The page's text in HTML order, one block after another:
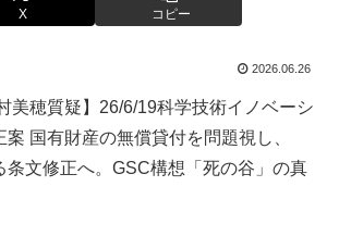
X コピー
2026.06.26
美穂質疑】26/6/19科学技術イノベーシ
案 国有財産の無償貸付を問題視し、
条文修正へ。GSC構想「死の谷」の真